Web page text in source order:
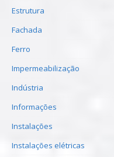
Estrutura
Fachada
Ferro
Impermeabilização
Indústria
Informações
Instalações
Instalações elétricas